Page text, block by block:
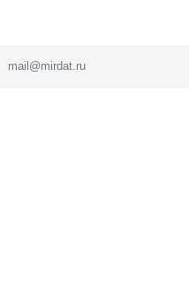
mail@mirdat.ru